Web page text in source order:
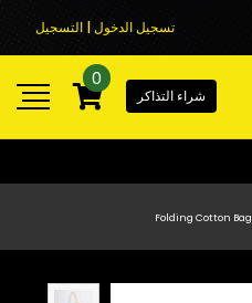
تسجيل الدخول | التسجيل
شراء التذاكر
0
Folding Cotton Bag